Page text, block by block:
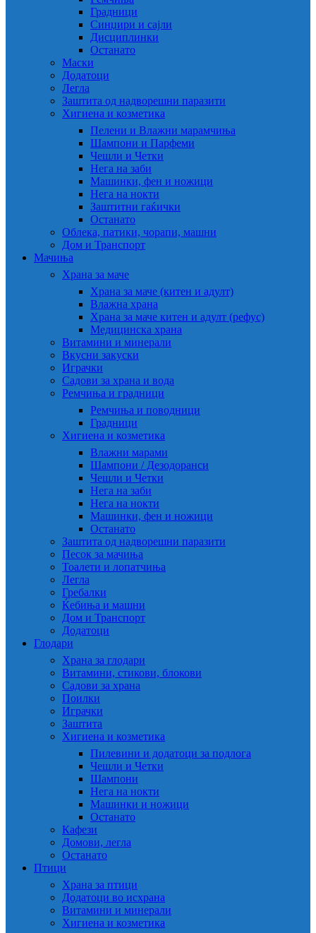
Градници
Синџири и сајли
Дисциплинки
Останато
Маски
Додатоци
Легла
Заштита од надворешни паразити
Хигиена и козметика
Пелени и Влажни марамчиња
Шампони и Парфеми
Чешли и Четки
Нега на заби
Машинки, фен и ножици
Нега на нокти
Заштитни гаќички
Останато
Облека, патики, чорапи, машни
Дом и Транспорт
Мачиња
Храна за маче
Храна за маче (китен и адулт)
Влажна храна
Храна за маче китен и адулт (рефус)
Медицинска храна
Витамини и минерали
Вкусни закуски
Играчки
Садови за храна и вода
Ремчиња и градници
Ремчиња и поводници
Градници
Хигиена и козметика
Влажни марами
Шампони / Дезодоранси
Чешли и Четки
Нега на заби
Нега на нокти
Машинки, фен и ножици
Останато
Заштита од надворешни паразити
Песок за мачиња
Тоалети и лопатчиња
Легла
Гребалки
Ќебиња и машни
Дом и Транспорт
Додатоци
Глодари
Храна за глодари
Витамини, стикови, блокови
Садови за храна
Поилки
Играчки
Заштита
Хигиена и козметика
Пилевини и додатоци за подлога
Чешли и Четки
Шампони
Нега на нокти
Машинки и ножици
Останато
Кафези
Домови, легла
Останато
Птици
Храна за птици
Додатоци во исхрана
Витамини и минерали
Хигиена и козметика